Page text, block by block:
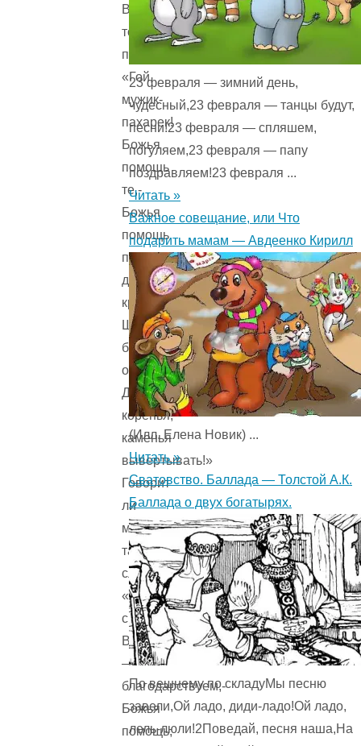
Вольга
тому
пахарю:
«Гой,
мужик-
пахарек!
Божья
помощь
те,-
Божья
помощь
пахать
да
крестьянствовать,
Широку
борозду
отворачивать
Да
коренья,
каменья
вывертывать!»
Говорит
ли
мужик
таковы
слова:
«А
спасибо,
Вольга,
—
благодарствуем,-
Божья
помощь,
23 февраля — зимний день,
чудесный,23 февраля — танцы будут,
песни!23 февраля — спляшем,
погуляем,23 февраля — папу
поздравляем!23 февраля ...
Читать »
Важное совещание, или Что
подарить мамам — Авдеенко Кирилл
(Илл. Елена Новик) ...
Читать »
Сватовство. Баллада — Толстой А.К.
Баллада о двух богатырях.
По вешнему по складуМы песню
завели,Ой ладо, диди-ладо!Ой ладо,
лель-люли!2Поведай, песня наша,На